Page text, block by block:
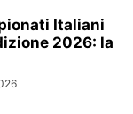
Italiani
2026: la